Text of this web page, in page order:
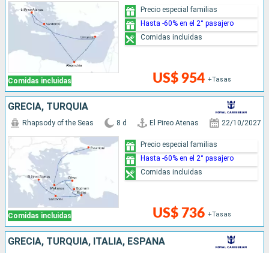
Comidas incluidas US$ 954 +Tasas
Precio especial familias
Hasta -60% en el 2° pasajero
Comidas incluidas
GRECIA, TURQUÍA
Comidas incluidas
Rhapsody of the Seas 8 d El Pireo Atenas 22/10/2027
US$ 736 +Tasas
Precio especial familias
Hasta -60% en el 2° pasajero
Comidas incluidas
GRECIA, TURQUÍA, ITALIA, ESPAÑA